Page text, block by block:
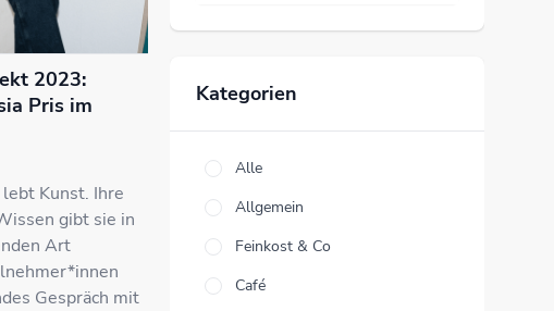
2023:
Pris im
Kunst. Ihre
gibt sie in
Art
Gespräch mit
Kategorien
Alle
Allgemein
Feinkost & Co
Café